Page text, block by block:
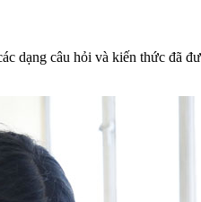
dạng câu hỏi và kiến thức đã